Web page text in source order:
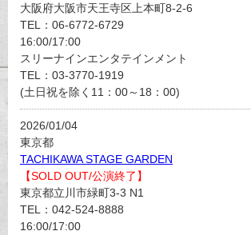
大阪府大阪市天王寺区上本町8-2-6
TEL：06-6772-6729
16:00/17:00
スリーナインエンタテインメント
TEL：03-3770-1919
(土日祝を除く11：00～18：00)
2026/01/04
東京都
TACHIKAWA STAGE GARDEN
【SOLD OUT/公演終了】
東京都立川市緑町3-3 N1
TEL：042-524-8888
16:00/17:00